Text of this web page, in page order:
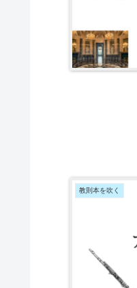
教則本を吹く